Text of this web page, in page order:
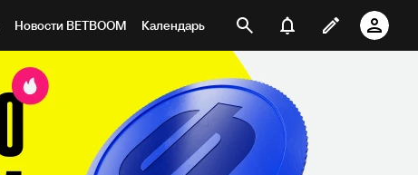
Новости BETBOOM Календарь